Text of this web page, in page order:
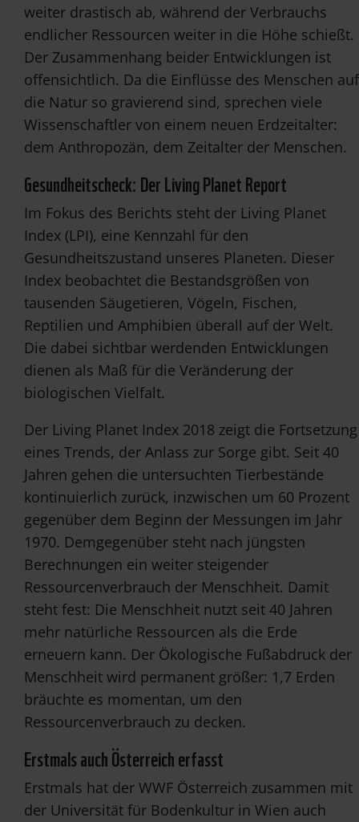
weiter drastisch ab, während der Verbrauchs
endlicher Ressourcen weiter in die Höhe schießt.
Der Zusammenhang beider Entwicklungen ist
offensichtlich. Da die Einflüsse des Menschen auf
die Natur so gravierend sind, sprechen viele
Wissenschaftler von einem neuen Erdzeitalter:
dem Anthropozän, dem Zeitalter der Menschen.
Gesundheitscheck: Der Living Planet Report
Im Fokus des Berichts steht der Living Planet
Index (LPI), eine Kennzahl für den
Gesundheitszustand unseres Planeten. Dieser
Index beobachtet die Bestandsgrößen von
tausenden Säugetieren, Vögeln, Fischen,
Reptilien und Amphibien überall auf der Welt.
Die dabei sichtbar werdenden Entwicklungen
dienen als Maß für die Veränderung der
biologischen Vielfalt.
Der Living Planet Index 2018 zeigt die Fortsetzung
eines Trends, der Anlass zur Sorge gibt. Seit 40
Jahren gehen die untersuchten Tierbestände
kontinuierlich zurück, inzwischen um 60 Prozent
gegenüber dem Beginn der Messungen im Jahr
1970. Demgegenüber steht nach jüngsten
Berechnungen ein weiter steigender
Ressourcenverbrauch der Menschheit. Damit
steht fest: Die Menschheit nutzt seit 40 Jahren
mehr natürliche Ressourcen als die Erde
erneuern kann. Der Ökologische Fußabdruck der
Menschheit wird permanent größer: 1,7 Erden
bräuchte es momentan, um den
Ressourcenverbrauch zu decken.
Erstmals auch Österreich erfasst
Erstmals hat der WWF Österreich zusammen mit
der Universität für Bodenkultur in Wien auch